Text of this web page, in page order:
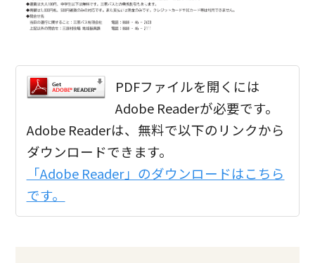
PDFファイルを開くには
Adobe Readerが必要です。
Adobe Readerは、無料で以下のリンクから
ダウンロードできます。
「Adobe Reader」のダウンロードはこちら
です。